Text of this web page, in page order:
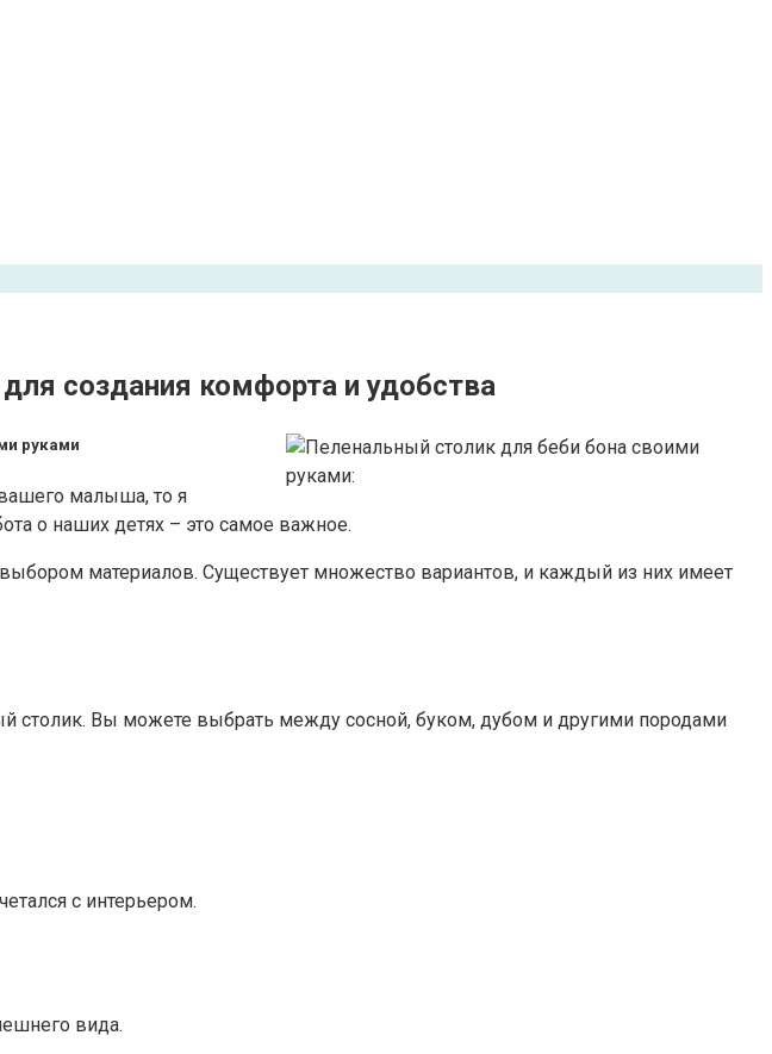
создания комфорта и удобства
руками
малыша, то я
о наших детях – это самое важное.
материалов. Существует множество вариантов, и каждый из них имеет
столик. Вы можете выбрать между сосной, буком, дубом и другими породами
с интерьером.
вида.